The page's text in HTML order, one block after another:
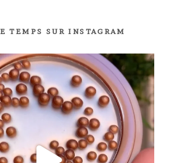
TEMPS SUR INSTAGRAM